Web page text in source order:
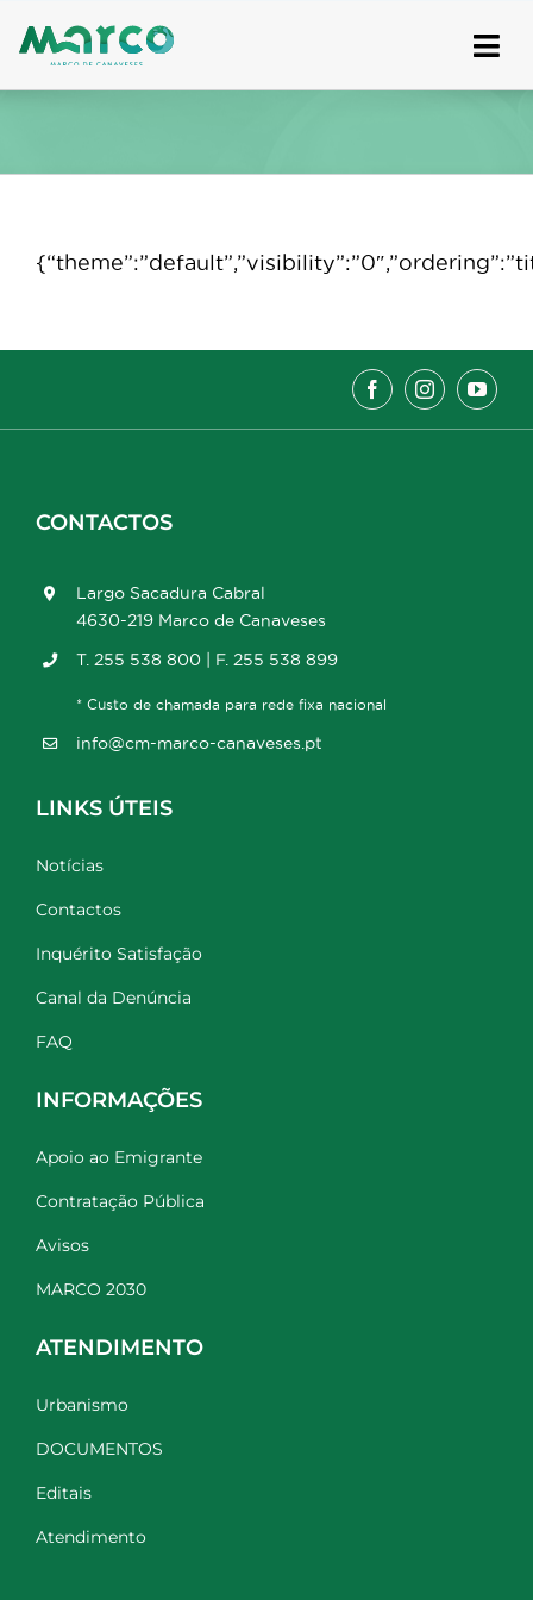
to
CONTACTOS
Largo Sacadura Cabral
4630-219 Marco de Canaveses
T. 255 538 800 | F. 255 538 899
* Custo de chamada para rede fixa nacional
info@cm-marco-canaveses.pt
LINKS ÚTEIS
Notícias
Contactos
Inquérito Satisfação
Canal da Denúncia
FAQ
INFORMAÇÕES
Apoio ao Emigrante
Contratação Pública
Avisos
MARCO 2030
ATENDIMENTO
Urbanismo
DOCUMENTOS
Editais
Atendimento